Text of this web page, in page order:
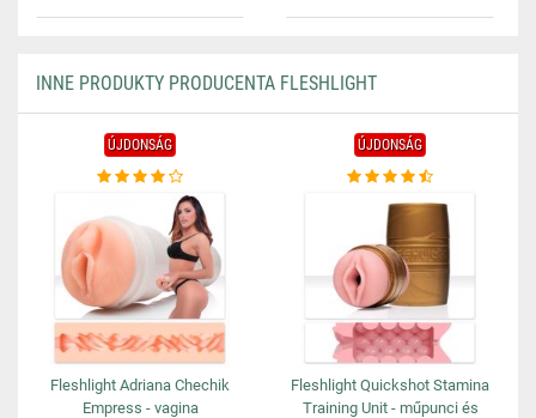
INNE PRODUKTY PRODUCENTA FLESHLIGHT
ÚJDONSÁG
Fleshlight Adriana Chechik
Empress - vagina
ÚJDONSÁG
Fleshlight Quickshot Stamina
Training Unit - műpunci és